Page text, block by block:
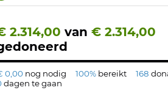
2.314,00 van € 2.314,00
0,00 nog nodig 100% bereikt 168
dagen te gaan